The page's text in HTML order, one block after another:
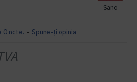
Sano
0 note. - Spune-ţi opinia